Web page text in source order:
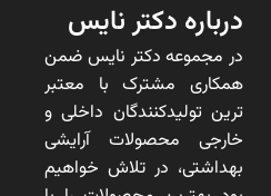
درباره دکتر نایس
در مجموعه دکتر نایس ضمن
همکاری مشترک با معتبر
ترین تولیدکنندگان داخلی و
خارجی محصولات آرایشی
بهداشتی، در تلاش خواهیم